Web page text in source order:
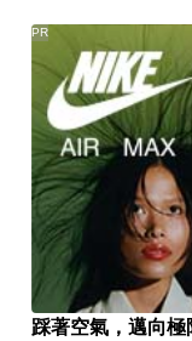
踩著空氣，邁向
PR